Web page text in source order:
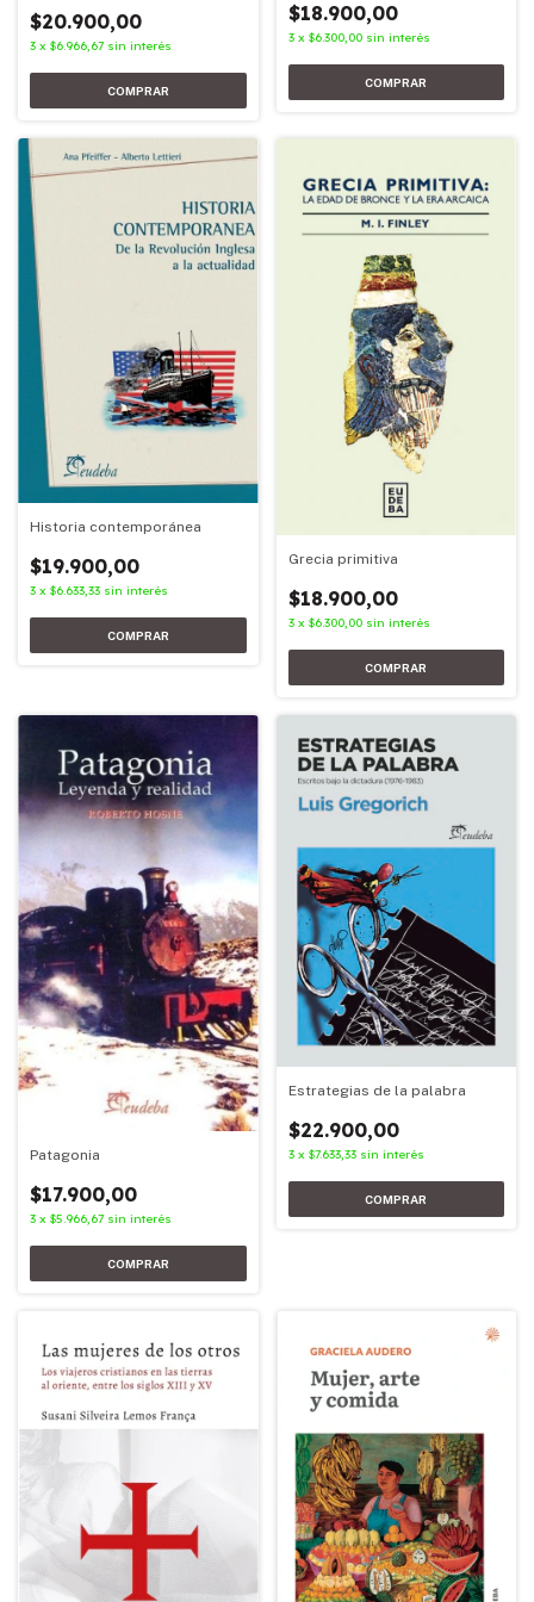
$20.900,00
3 x $6.966,67 sin interés
$18.900,00
3 x $6.300,00 sin interés
Historia contemporánea
$19.900,00
3 x $6.633,33 sin interés
Grecia primitiva
$18.900,00
3 x $6.300,00 sin interés
Patagonia
$17.900,00
3 x $5.966,67 sin interés
Estrategias de la palabra
$22.900,00
3 x $7.633,33 sin interés